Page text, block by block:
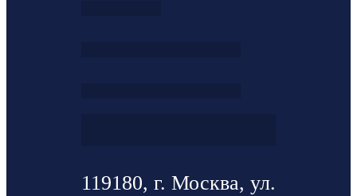
119180, г. Москва, ул.